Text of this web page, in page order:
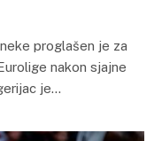
proglašen je za
nakon sjajne
je…